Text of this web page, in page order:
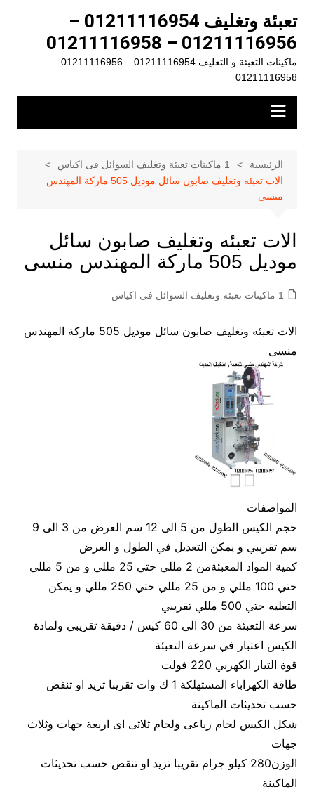
المحتوى
تعبئة وتغليف 01211116954 –
01211116956 – 01211116958
ماكينات التعبئة و التغليف 01211116954 – 01211116956 –
01211116958
الرئيسية
1 ماكينات تعبئة وتغليف السوائل فى اكياس
الات تعبئه وتغليف صابون سائل موديل 505 ماركة المهندس
منسى
الات تعبئه وتغليف صابون سائل
موديل 505 ماركة المهندس منسى
1 ماكينات تعبئة وتغليف السوائل فى اكياس
الات تعبئه وتغليف صابون سائل موديل 505 ماركة المهندس
منسى
المواصفات
حجم الكيس الطول من 5 الى 12 سم العرض من 3 الى 9
سم تقريبي و يمكن التعديل في الطول و العرض
كمية المواد المعبئةمن 2 مللي حتي 25 مللي و من 5 مللي
حتي 100 مللي و من 25 مللي حتي 250 مللي و يمكن
التعليه حتي 500 مللي تقريبي
سرعة التعبئة من 30 الى 60 كيس / دقيقة تقريبي ولمادة
الكيس اعتبار في سرعة التعبئة
قوة التيار الكهربي 220 فولت
طاقة الكهراباء المستهلكة 1 ك وات تقريبا تزيد او تنقص
حسب تحديثات الماكينة
شكل الكيس لحام رباعى ولحام ثلاثى اى اربعة جهات وثلاث
جهات
الوزن280 كيلو جرام تقريبا تزيد او تنقص حسب تحديثات
الماكينة